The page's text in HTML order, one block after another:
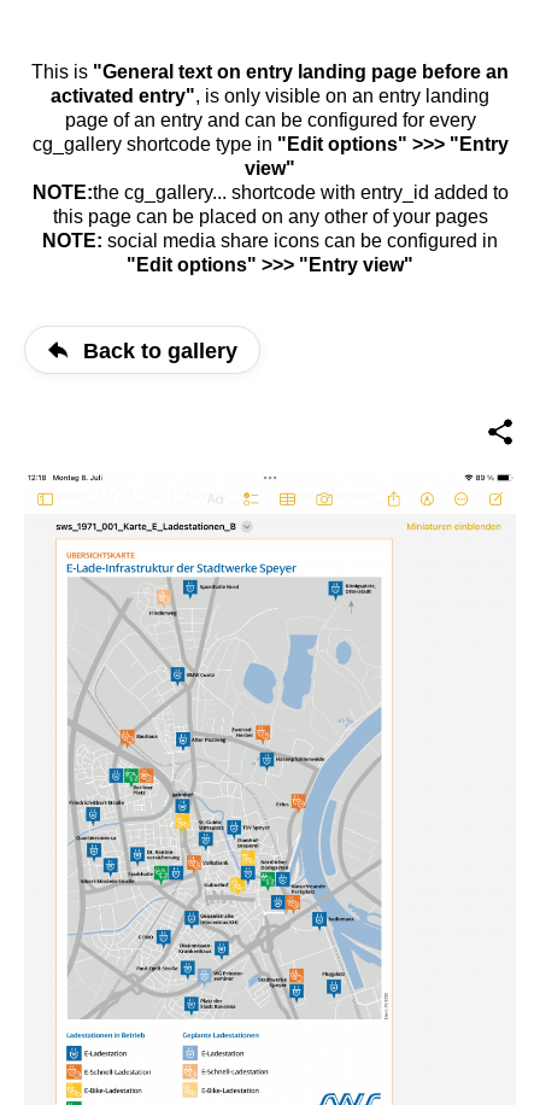
This is "General text on entry landing page before an
activated entry", is only visible on an entry landing
page of an entry and can be configured for every
cg_gallery shortcode type in "Edit options" >>> "Entry
view"
NOTE:the cg_gallery... shortcode with entry_id added to
this page can be placed on any other of your pages
NOTE: social media share icons can be configured in
"Edit options" >>> "Entry view"
Back to gallery